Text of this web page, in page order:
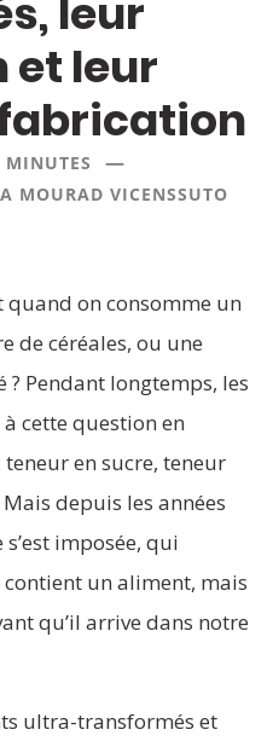
leur
et leur
MINUTES —
MOURAD VICENSSUTO
on consomme un
de céréales, ou une
Pendant longtemps, les
cette question en
en sucre, teneur
depuis les années
imposée, qui
un aliment, mais
qu’il arrive dans notre
ultra-transformés et